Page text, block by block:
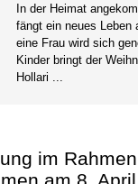
In der Heimat
fängt ein neues Leben
eine Frau wird sich
Kinder bringt der
Hollari ...
im
am 8.